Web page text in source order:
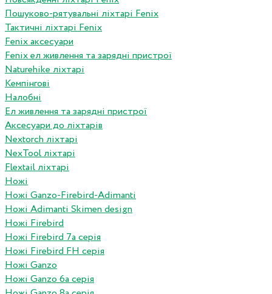
Пошуково-рятувальні ліхтарі Fenix
Тактичні ліхтарі Fenix
Fenix аксесуари
Fenix ел живлення та зарядні пристрої
Naturehike ліхтарі
Кемпінгові
Налобні
Ел живлення та зарядні пристрої
Аксесуари до ліхтарів
Nextorch ліхтарі
NexTool ліхтарі
Flextail ліхтарі
Ножі
Ножі Ganzo-Firebird-Adimanti
Ножі Adimanti Skimen design
Ножі Firebird
Ножі Firebird 7а серія
Ножі Firebird FH серія
Ножі Ganzo
Ножі Ganzo 6а серія